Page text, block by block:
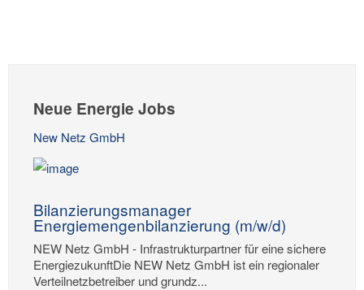
Neue Energie Jobs
New Netz GmbH
Bilanzierungsmanager
Energiemengenbilanzierung (m/w/d)
NEW Netz GmbH - Infrastrukturpartner für eine sichere
EnergiezukunftDie NEW Netz GmbH ist ein regionaler
Verteilnetzbetreiber und grundz...